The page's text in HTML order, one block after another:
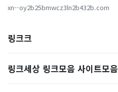
xn--oy2b25bmwcz3ln2b432b.com
링크크
링크세상 링크모음 사이트모음